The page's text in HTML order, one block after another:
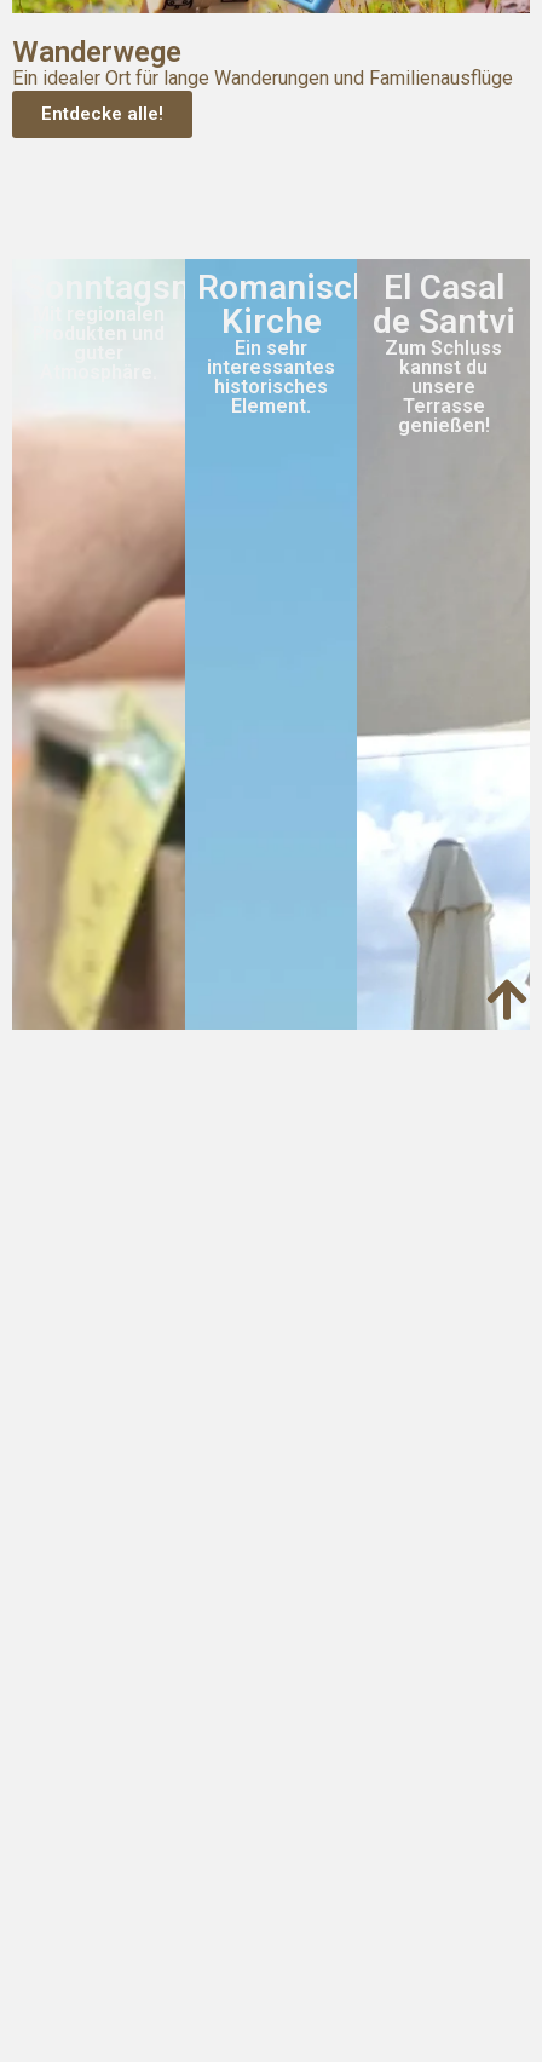
Wanderwege
Ein idealer Ort für lange Wanderungen und Familienausflüge
Entdecke alle!
Sonntagsmarkt
Mit regionalen
Produkten und
Romanische
Kirche
Ein sehr
interessantes
historisches
Element.
El Casal
de Santvi
Zum Schluss
kannst du
unsere
Terrasse
genießen!